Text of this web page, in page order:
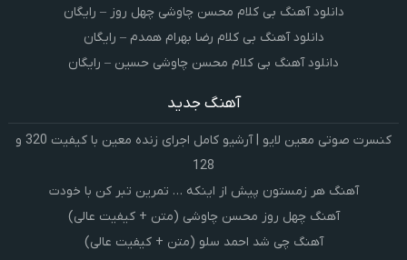
دانلود آهنگ بی کلام محسن چاوشی چهل روز – رایگان
دانلود آهنگ بی کلام رضا بهرام همدم – رایگان
دانلود آهنگ بی کلام محسن چاوشی حسین – رایگان
آهنگ جدید
کنسرت صوتی معین لایو | آرشیو کامل اجرای زنده معین با کیفیت 320 و
128
آهنگ هر زمستون پیش از اینکه … تمرین تبر کن با خودت
آهنگ چهل روز محسن چاوشی (متن + کیفیت عالی)
آهنگ چی شد احمد سلو (متن + کیفیت عالی)